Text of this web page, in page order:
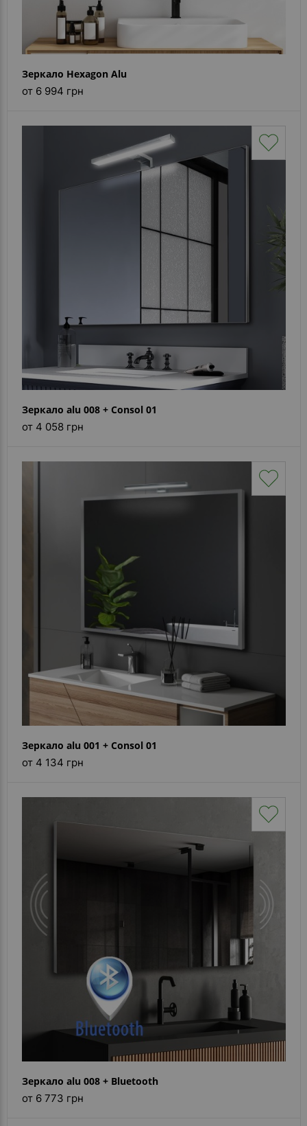
Зеркало Hexagon Alu
от 6 994 грн
Зеркало alu 008 + Consol 01
от 4 058 грн
Зеркало alu 001 + Consol 01
от 4 134 грн
Зеркало alu 008 + Bluetooth
от 6 773 грн